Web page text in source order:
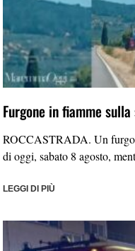
Furgone in fiamme
ROCCASTRADA. Un
di oggi, sabato 8 agosto,
LEGGI DI PIÙ